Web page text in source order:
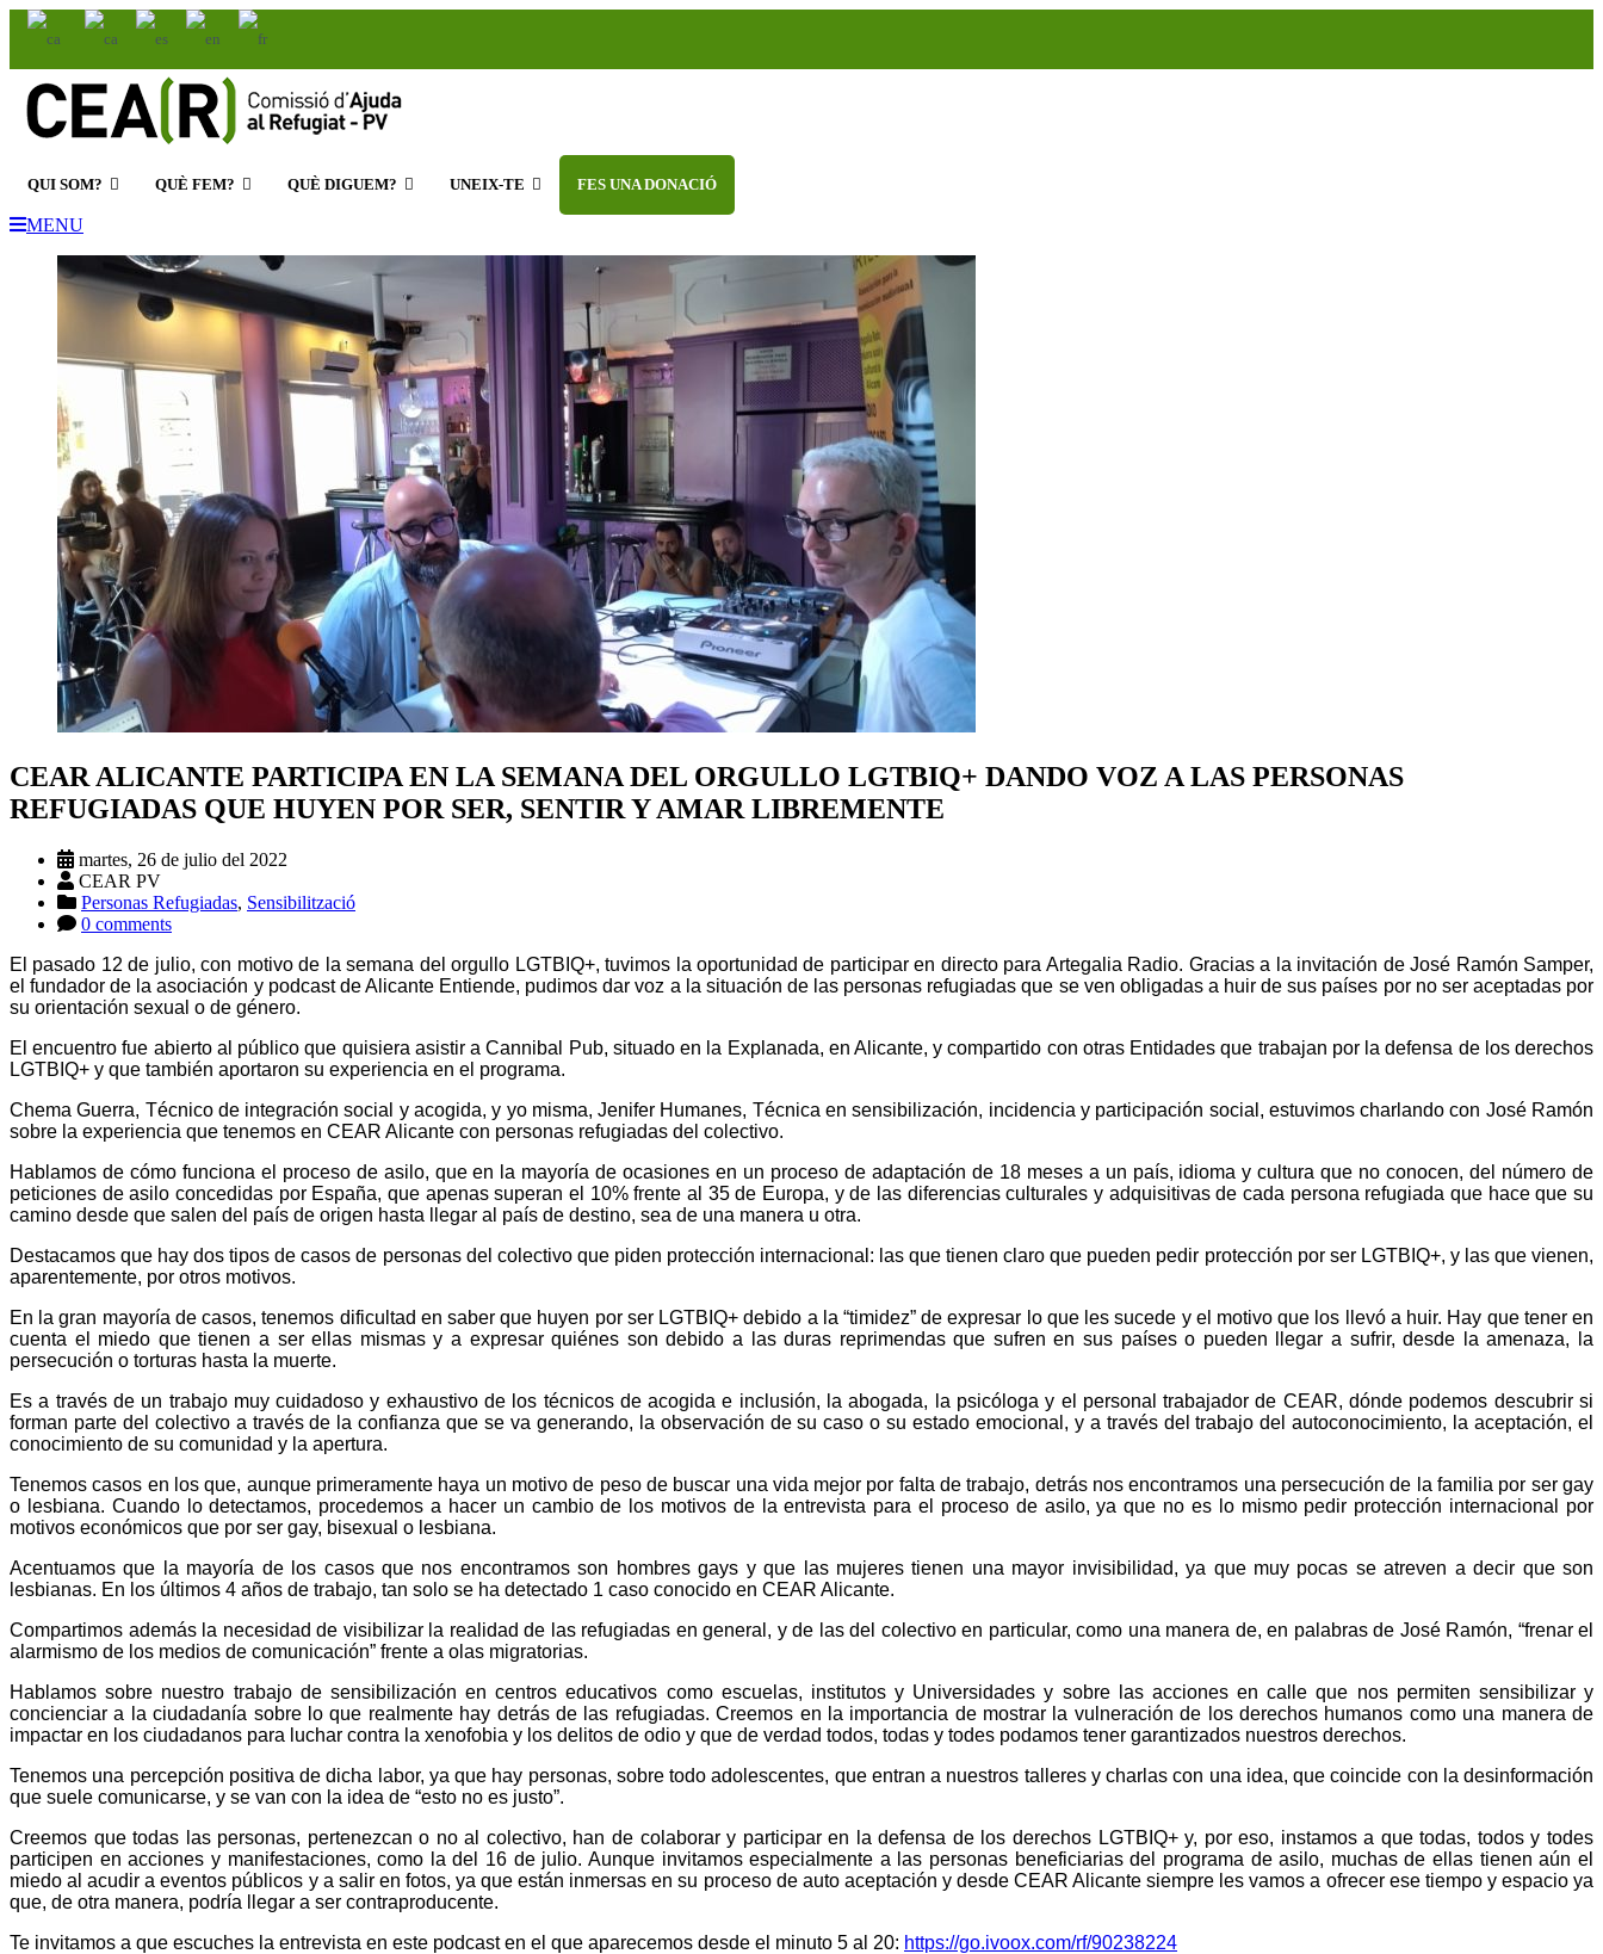
cearpv@cear.es 963 162 477
QUI SOM? QUÈ FEM? QUÈ DIGUEM? UNEIX-TE FES UNA DONACIÓ
MENU
CEAR ALICANTE PARTICIPA EN LA SEMANA DEL ORGULLO LGTBIQ+ DANDO VOZ A LAS PERSONAS
REFUGIADAS QUE HUYEN POR SER, SENTIR Y AMAR LIBREMENTE
martes, 26 de julio del 2022
CEAR PV
Personas Refugiadas, Sensibilització
0 comments
El pasado 12 de julio, con motivo de la semana del orgullo LGTBIQ+, tuvimos la oportunidad de participar en directo para Artegalia Radio. Gracias a la invitación de José Ramón Samper,
el fundador de la asociación y podcast de Alicante Entiende, pudimos dar voz a la situación de las personas refugiadas que se ven obligadas a huir de sus países por no ser aceptadas por
su orientación sexual o de género.
El encuentro fue abierto al público que quisiera asistir a Cannibal Pub, situado en la Explanada, en Alicante, y compartido con otras Entidades que trabajan por la defensa de los derechos
LGTBIQ+ y que también aportaron su experiencia en el programa.
Chema Guerra, Técnico de integración social y acogida, y yo misma, Jenifer Humanes, Técnica en sensibilización, incidencia y participación social, estuvimos charlando con José Ramón
sobre la experiencia que tenemos en CEAR Alicante con personas refugiadas del colectivo.
Hablamos de cómo funciona el proceso de asilo, que en la mayoría de ocasiones en un proceso de adaptación de 18 meses a un país, idioma y cultura que no conocen, del número de
peticiones de asilo concedidas por España, que apenas superan el 10% frente al 35 de Europa, y de las diferencias culturales y adquisitivas de cada persona refugiada que hace que su
camino desde que salen del país de origen hasta llegar al país de destino, sea de una manera u otra.
Destacamos que hay dos tipos de casos de personas del colectivo que piden protección internacional: las que tienen claro que pueden pedir protección por ser LGTBIQ+, y las que vienen,
aparentemente, por otros motivos.
En la gran mayoría de casos, tenemos dificultad en saber que huyen por ser LGTBIQ+ debido a la “timidez” de expresar lo que les sucede y el motivo que los llevó a huir. Hay que tener en
cuenta el miedo que tienen a ser ellas mismas y a expresar quiénes son debido a las duras reprimendas que sufren en sus países o pueden llegar a sufrir, desde la amenaza, la
persecución o torturas hasta la muerte.
Es a través de un trabajo muy cuidadoso y exhaustivo de los técnicos de acogida e inclusión, la abogada, la psicóloga y el personal trabajador de CEAR, dónde podemos descubrir si
forman parte del colectivo a través de la confianza que se va generando, la observación de su caso o su estado emocional, y a través del trabajo del autoconocimiento, la aceptación, el
conocimiento de su comunidad y la apertura.
Tenemos casos en los que, aunque primeramente haya un motivo de peso de buscar una vida mejor por falta de trabajo, detrás nos encontramos una persecución de la familia por ser gay
o lesbiana. Cuando lo detectamos, procedemos a hacer un cambio de los motivos de la entrevista para el proceso de asilo, ya que no es lo mismo pedir protección internacional por
motivos económicos que por ser gay, bisexual o lesbiana.
Acentuamos que la mayoría de los casos que nos encontramos son hombres gays y que las mujeres tienen una mayor invisibilidad, ya que muy pocas se atreven a decir que son
lesbianas. En los últimos 4 años de trabajo, tan solo se ha detectado 1 caso conocido en CEAR Alicante.
Compartimos además la necesidad de visibilizar la realidad de las refugiadas en general, y de las del colectivo en particular, como una manera de, en palabras de José Ramón, “frenar el
alarmismo de los medios de comunicación” frente a olas migratorias.
Hablamos sobre nuestro trabajo de sensibilización en centros educativos como escuelas, institutos y Universidades y sobre las acciones en calle que nos permiten sensibilizar y
concienciar a la ciudadanía sobre lo que realmente hay detrás de las refugiadas. Creemos en la importancia de mostrar la vulneración de los derechos humanos como una manera de
impactar en los ciudadanos para luchar contra la xenofobia y los delitos de odio y que de verdad todos, todas y todes podamos tener garantizados nuestros derechos.
Tenemos una percepción positiva de dicha labor, ya que hay personas, sobre todo adolescentes, que entran a nuestros talleres y charlas con una idea, que coincide con la desinformación
que suele comunicarse, y se van con la idea de “esto no es justo”.
Creemos que todas las personas, pertenezcan o no al colectivo, han de colaborar y participar en la defensa de los derechos LGTBIQ+ y, por eso, instamos a que todas, todos y todes
participen en acciones y manifestaciones, como la del 16 de julio. Aunque invitamos especialmente a las personas beneficiarias del programa de asilo, muchas de ellas tienen aún el
miedo al acudir a eventos públicos y a salir en fotos, ya que están inmersas en su proceso de auto aceptación y desde CEAR Alicante siempre les vamos a ofrecer ese tiempo y espacio ya
que, de otra manera, podría llegar a ser contraproducente.
Te invitamos a que escuches la entrevista en este podcast en el que aparecemos desde el minuto 5 al 20: https://go.ivoox.com/rf/90238224